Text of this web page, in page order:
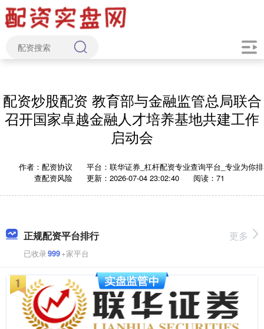
配资炒股配资 教育部与金融监管总局联合
召开国家卓越金融人才培养基地共建工作
启动会
作者：配资协议
平台：联华证券_杠杆配资专业查询平台_专业为你排
查配资风险
更新：2026-07-04 23:02:40 阅读：71
正规配资平台排行
已收录999+家平台
更多